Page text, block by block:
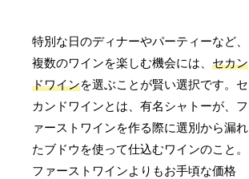
特別な日のディナーやパーティーなど、
複数のワインを楽しむ機会には、セカン
ドワインを選ぶことが賢い選択です。セ
カンドワインとは、有名シャトーが、フ
ァーストワインを作る際に選別から漏れ
たブドウを使って仕込むワインのこと。
ファーストワインよりもお手頃な価格